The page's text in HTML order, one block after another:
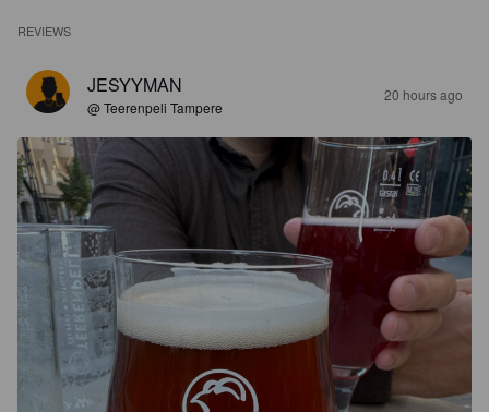
REVIEWS
JESYYMAN
@ Teerenpeli Tampere
20 hours ago